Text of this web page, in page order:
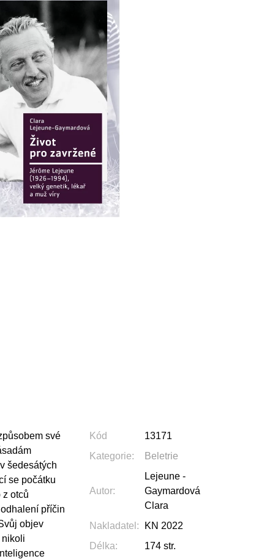
své
šedesátých
se počátku
z otců
příčin
objev
nikoli
Kód
13171
Kategorie: Beletrie
Autor:
Lejeune -
Gaymardová
Clara
Nakladatel :
KN 2022
Délka:
174 str.